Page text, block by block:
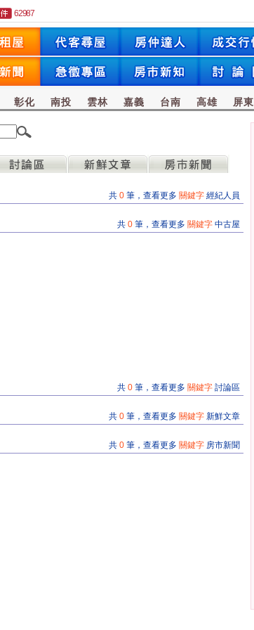
62987
彰化 南投 雲林 嘉義 台南 高雄 屏東
共 0 筆，查看更多 關鍵字 經紀人員
共 0 筆，查看更多 關鍵字 中古屋
共 0 筆，查看更多 關鍵字 討論區
共 0 筆，查看更多 關鍵字 新鮮文章
共 0 筆，查看更多 關鍵字 房市新聞